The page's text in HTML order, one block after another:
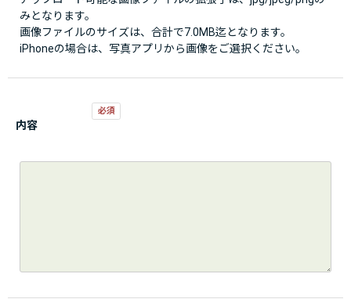
みとなります。
画像ファイルのサイズは、合計で7.0MB迄となります。
iPhoneの場合は、写真アプリから画像をご選択ください。
内容